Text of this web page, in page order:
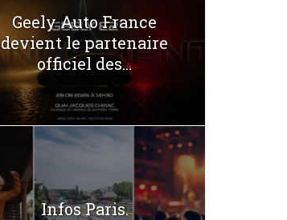
Geely Auto France
devient le partenaire
officiel des...
Infos Paris.